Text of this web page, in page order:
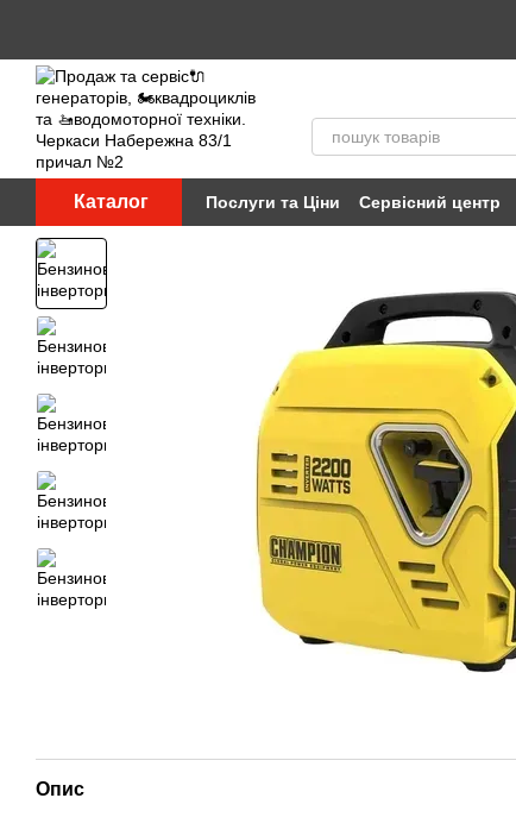
Каталог Послуги та Ціни Сервісний центр
Опис